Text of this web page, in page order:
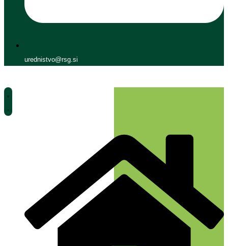
urednistvo@rsg.si